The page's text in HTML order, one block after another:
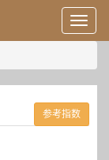
用
户
息/
登
录
等
参考指数